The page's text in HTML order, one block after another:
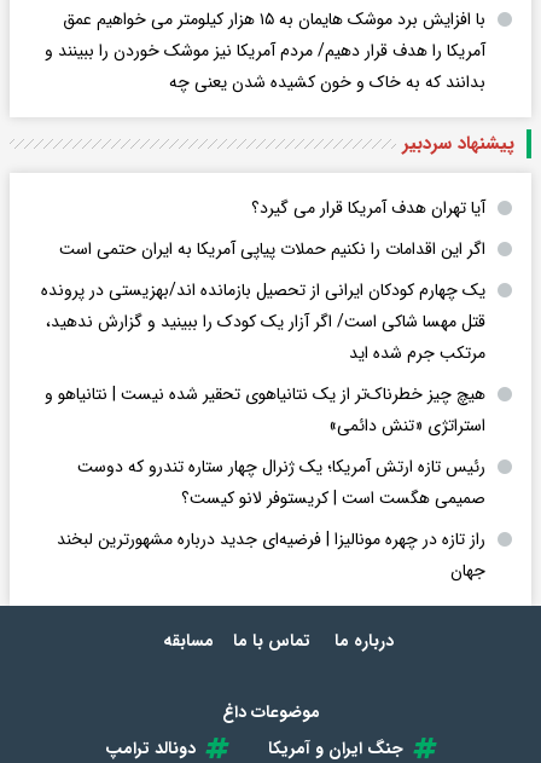
با افزایش برد موشک هایمان به ۱۵ هزار کیلومتر می خواهیم عمق
آمریکا را هدف قرار دهیم/ مردم آمریکا نیز موشک خوردن را ببینند و
بدانند که به خاک و خون کشیده شدن یعنی چه
پیشنهاد سردبیر
آیا تهران هدف آمریکا قرار می گیرد؟
اگر این اقدامات را نکنیم حملات پیاپی آمریکا به ایران حتمی است
یک چهارم کودکان ایرانی از تحصیل بازمانده اند/بهزیستی در پرونده
قتل مهسا شاکی است/ اگر آزار یک کودک را ببینید و گزارش ندهید،
مرتکب جرم شده اید
هیچ چیز خطرناک‌تر از یک نتانیاهوی تحقیر شده نیست | نتانیاهو و
استراتژی «تنش دائمی»
رئیس تازه ارتش آمریکا؛ یک ژنرال چهار ستاره تندرو که دوست
صمیمی هگست است | کریستوفر لانو کیست؟
راز تازه در چهره مونالیزا | فرضیه‌ای جدید درباره مشهورترین لبخند
جهان
درباره ما تماس با ما مسابقه
موضوعات داغ
جنگ ایران و آمریکا
دونالد ترامپ